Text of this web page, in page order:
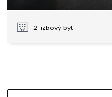
2-izbový byt